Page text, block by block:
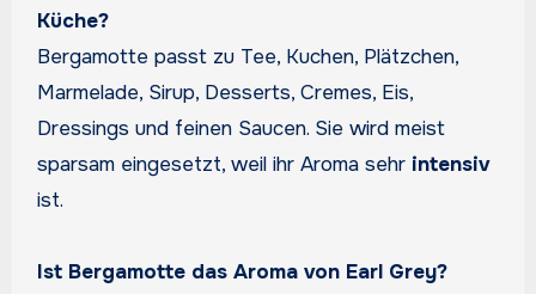
Küche?
Bergamotte passt zu Tee, Kuchen, Plätzchen,
Marmelade, Sirup, Desserts, Cremes, Eis,
Dressings und feinen Saucen. Sie wird meist
sparsam eingesetzt, weil ihr Aroma sehr intensiv
ist.
Ist Bergamotte das Aroma von Earl Grey?